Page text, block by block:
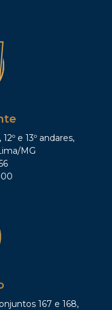
e 13º andares,
MG
167 e 168,